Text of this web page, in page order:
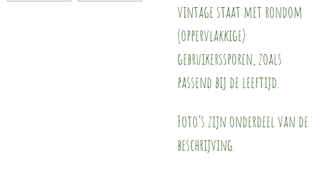
vintage staat met rondom
(oppervlakkige)
gebruikerssporen, zoals
passend bij de leeftijd.
Foto’s zijn onderdeel van de
beschrijving.